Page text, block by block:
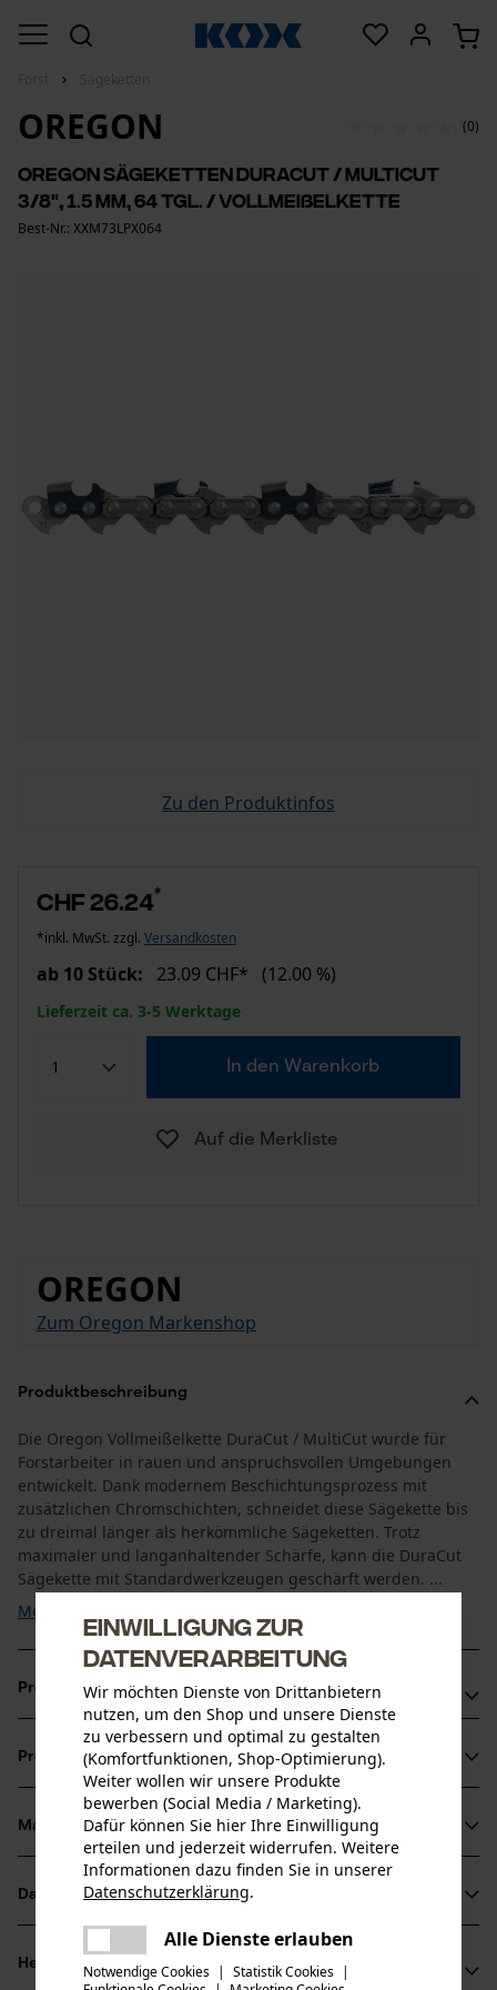
OREGON (0)
Oregon Sägeketten DuraCut / MultiCut
3/8", 1.5 mm, 64 Tgl. / Vollmeißelkette
Best-Nr.: XXM73LPX064
Zu den Produktinfos
CHF 26.24*
*inkl. MwSt. zzgl. Versandkosten
ab 10 Stück: 23.09 CHF* (12.00 %)
Lieferzeit ca. 3-5 Werktage
In den Warenkorb
Auf die Merkliste
OREGON
Zum Oregon Markenshop
Produktbeschreibung
Die Oregon Vollmeißelkette DuraCut / MultiCut wurde für
Forstarbeiter in rauen und anspruchsvollen Umgebungen
entwickelt. Dank modernem Beschichtungsprozess mit
zusätzlichen Chromschichten, schneidet diese Sägekette bis
zu dreimal länger als herkömmliche Sägeketten. Trotz
maximaler und langanhaltender Schärfe, kann die DuraCut
Sägekette mit Standardwerkzeugen geschärft werden. ...
Mehr anzeigen
Produktvorteile
Bis zu dreimal längeres Schneiden als mit herkömmlichen
Sägeketten, dank Chromschicht auf dem Schneidezähnen
Weniger Reibung und längere Haltbarkeit durch Lubritec
System
Der exklusive OCS-01 Stahl sorgt für mehr Haltbarkeit und
Produktinformationen
Produktdetails
Aktivitätstyp
Material & Pflege
Hauptmaterial
Datenblätter
Herstellerdatenblatt (PDF)
Herstellerinformationen
Einwilligung zur
Datenverarbeitung
Wir möchten Dienste von Drittanbietern
nutzen, um den Shop und unsere Dienste
zu verbessern und optimal zu gestalten
(Komfortfunktionen, Shop-Optimierung).
Weiter wollen wir unsere Produkte
bewerben (Social Media / Marketing).
Dafür können Sie hier Ihre Einwilligung
erteilen und jederzeit widerrufen. Weitere
Informationen dazu finden Sie in unserer
Datenschutzerklärung.
Alle Dienste erlauben
Notwendige Cookies | Statistik Cookies |
Es ist ein Fehler aufgetreten. Bitte
versuchen Sie es erneut.